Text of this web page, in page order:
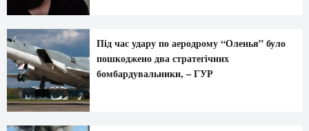
Під час удару по аеродрому “Оленья” було
пошкоджено два стратегічних
бомбардувальники, – ГУР